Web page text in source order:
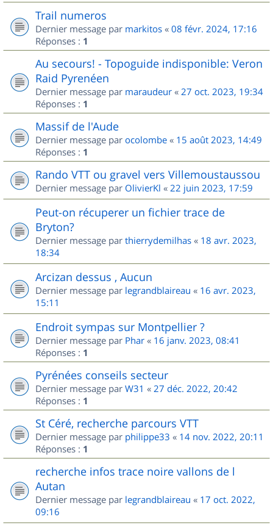
Trail numeros
Dernier message par markitos « 08 févr. 2024, 17:16
Réponses : 1
Au secours! - Topoguide indisponible: Veron
Raid Pyrenéen
Dernier message par maraudeur « 27 oct. 2023, 19:34
Réponses : 1
Massif de l'Aude
Dernier message par ocolombe « 15 août 2023, 14:49
Réponses : 1
Rando VTT ou gravel vers Villemoustaussou
Dernier message par OlivierKl « 22 juin 2023, 17:59
Peut-on récuperer un fichier trace de
Bryton?
Dernier message par thierrydemilhas « 18 avr. 2023,
18:34
Arcizan dessus , Aucun
Dernier message par legrandblaireau « 16 avr. 2023,
15:11
Endroit sympas sur Montpellier ?
Dernier message par Phar « 16 janv. 2023, 08:41
Réponses : 1
Pyrénées conseils secteur
Dernier message par W31 « 27 déc. 2022, 20:42
Réponses : 1
St Céré, recherche parcours VTT
Dernier message par philippe33 « 14 nov. 2022, 20:11
Réponses : 1
recherche infos trace noire vallons de l
Autan
Dernier message par legrandblaireau « 17 oct. 2022,
09:16